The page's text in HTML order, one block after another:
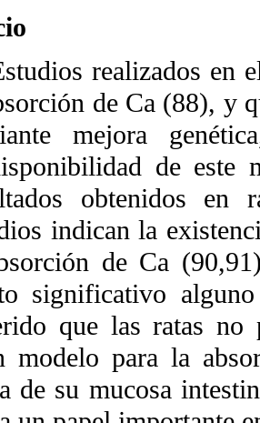
realizados en
de Ca (88), y
mejora
de este
obtenidos en
indican la
de Ca
significativo
que las ratas no
modelo para la
de su mucosa